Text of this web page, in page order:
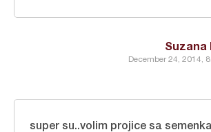
Suzana
December 24, 2014,
super su..volim projice sa